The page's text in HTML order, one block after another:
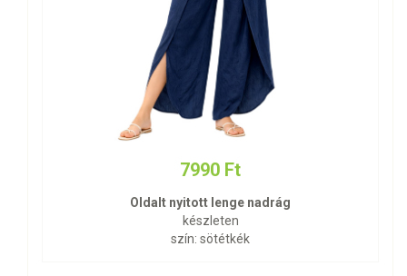
7990 Ft
Oldalt nyitott lenge nadrág
készleten
szín: sötétkék